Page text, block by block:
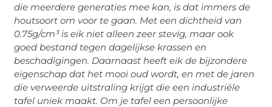
die meerdere generaties mee kan, is dat immers de
houtsoort om voor te gaan. Met een dichtheid van
0.75g/cm³ is eik niet alleen zeer stevig, maar ook
goed bestand tegen dagelijkse krassen en
beschadigingen. Daarnaast heeft eik de bijzondere
eigenschap dat het mooi oud wordt, en met de jaren
die verweerde uitstraling krijgt die een industriële
tafel uniek maakt. Om je tafel een persoonlijke